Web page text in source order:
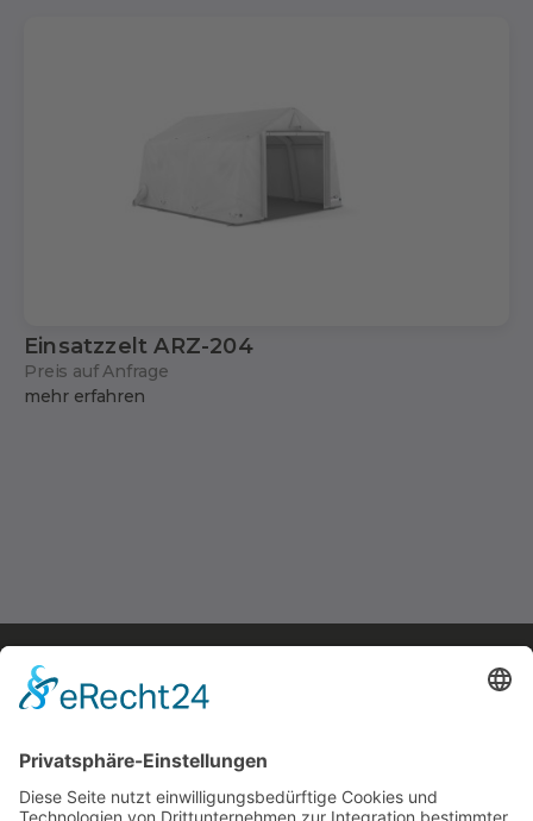
Einsatzzelt ARZ-204
Preis auf Anfrage
mehr erfahren
Der originale Kärntner
Rumpold Handels GesmbH